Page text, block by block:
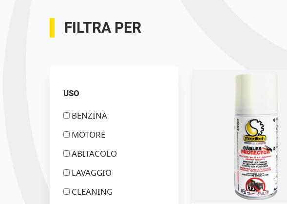
FILTRA PER
USO
BENZINA
MOTORE
ABITACOLO
LAVAGGIO
CLEANING